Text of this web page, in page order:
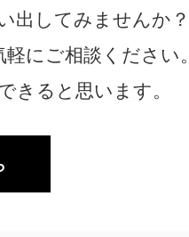
出してみませんか？
にご相談ください。
きると思います。